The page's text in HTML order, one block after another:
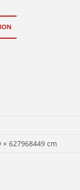
× 627968449 cm